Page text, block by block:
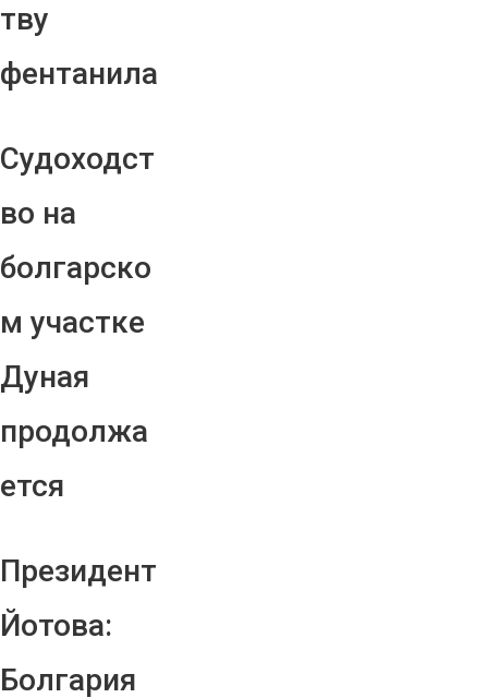
тву
фентанила
Судоходст
во на
болгарско
м участке
Дуная
продолжа
ется
Президент
Йотова:
Болгария